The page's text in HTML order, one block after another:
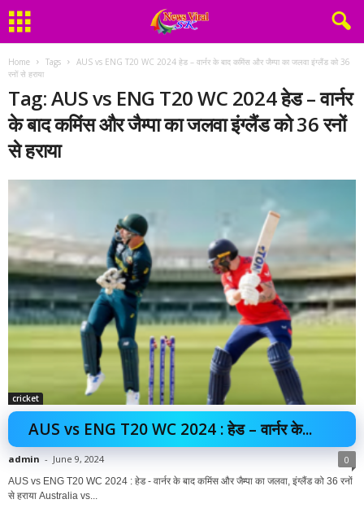
Home Tags
AUS vs ENG T20 WC 2024 हेड – वार्नर के बाद कमिंस और जैम्पा का जलवा इंग्लैंड को 36
रनों से हराया
Tag: AUS vs ENG T20 WC 2024 हेड – वार्नर
के बाद कमिंस और जैम्पा का जलवा इंग्लैंड को 36 रनों
से हराया
cricket
AUS vs ENG T20 WC 2024 : हेड – वार्नर के...
admin - June 9, 2024 0
AUS vs ENG T20 WC 2024 : हेड - वार्नर के बाद कमिंस और जैम्पा का जलवा, इंग्लैंड को 36 रनों
से हराया Australia vs...